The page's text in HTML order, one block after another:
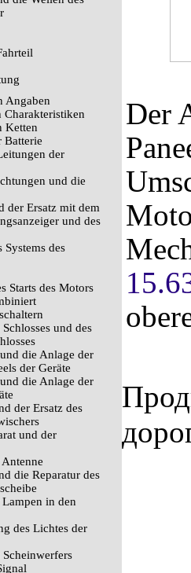
Angaben
Charakteristiken
Ketten
Batterie
der
und die
der Ersatz mit dem
und des
des
Starts des Motors
und des
die Anlage der
der Geräte
die Anlage der
der Ersatz des
und der
die Reparatur des
in den
des Lichtes der
Scheinwerfers
Der